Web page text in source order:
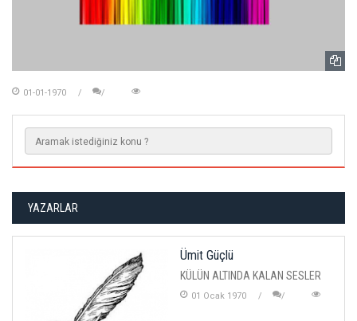
01-01-1970
YAZARLAR
Ümit Güçlü
KÜLÜN ALTINDA KALAN SESLER
01 Ocak 1970